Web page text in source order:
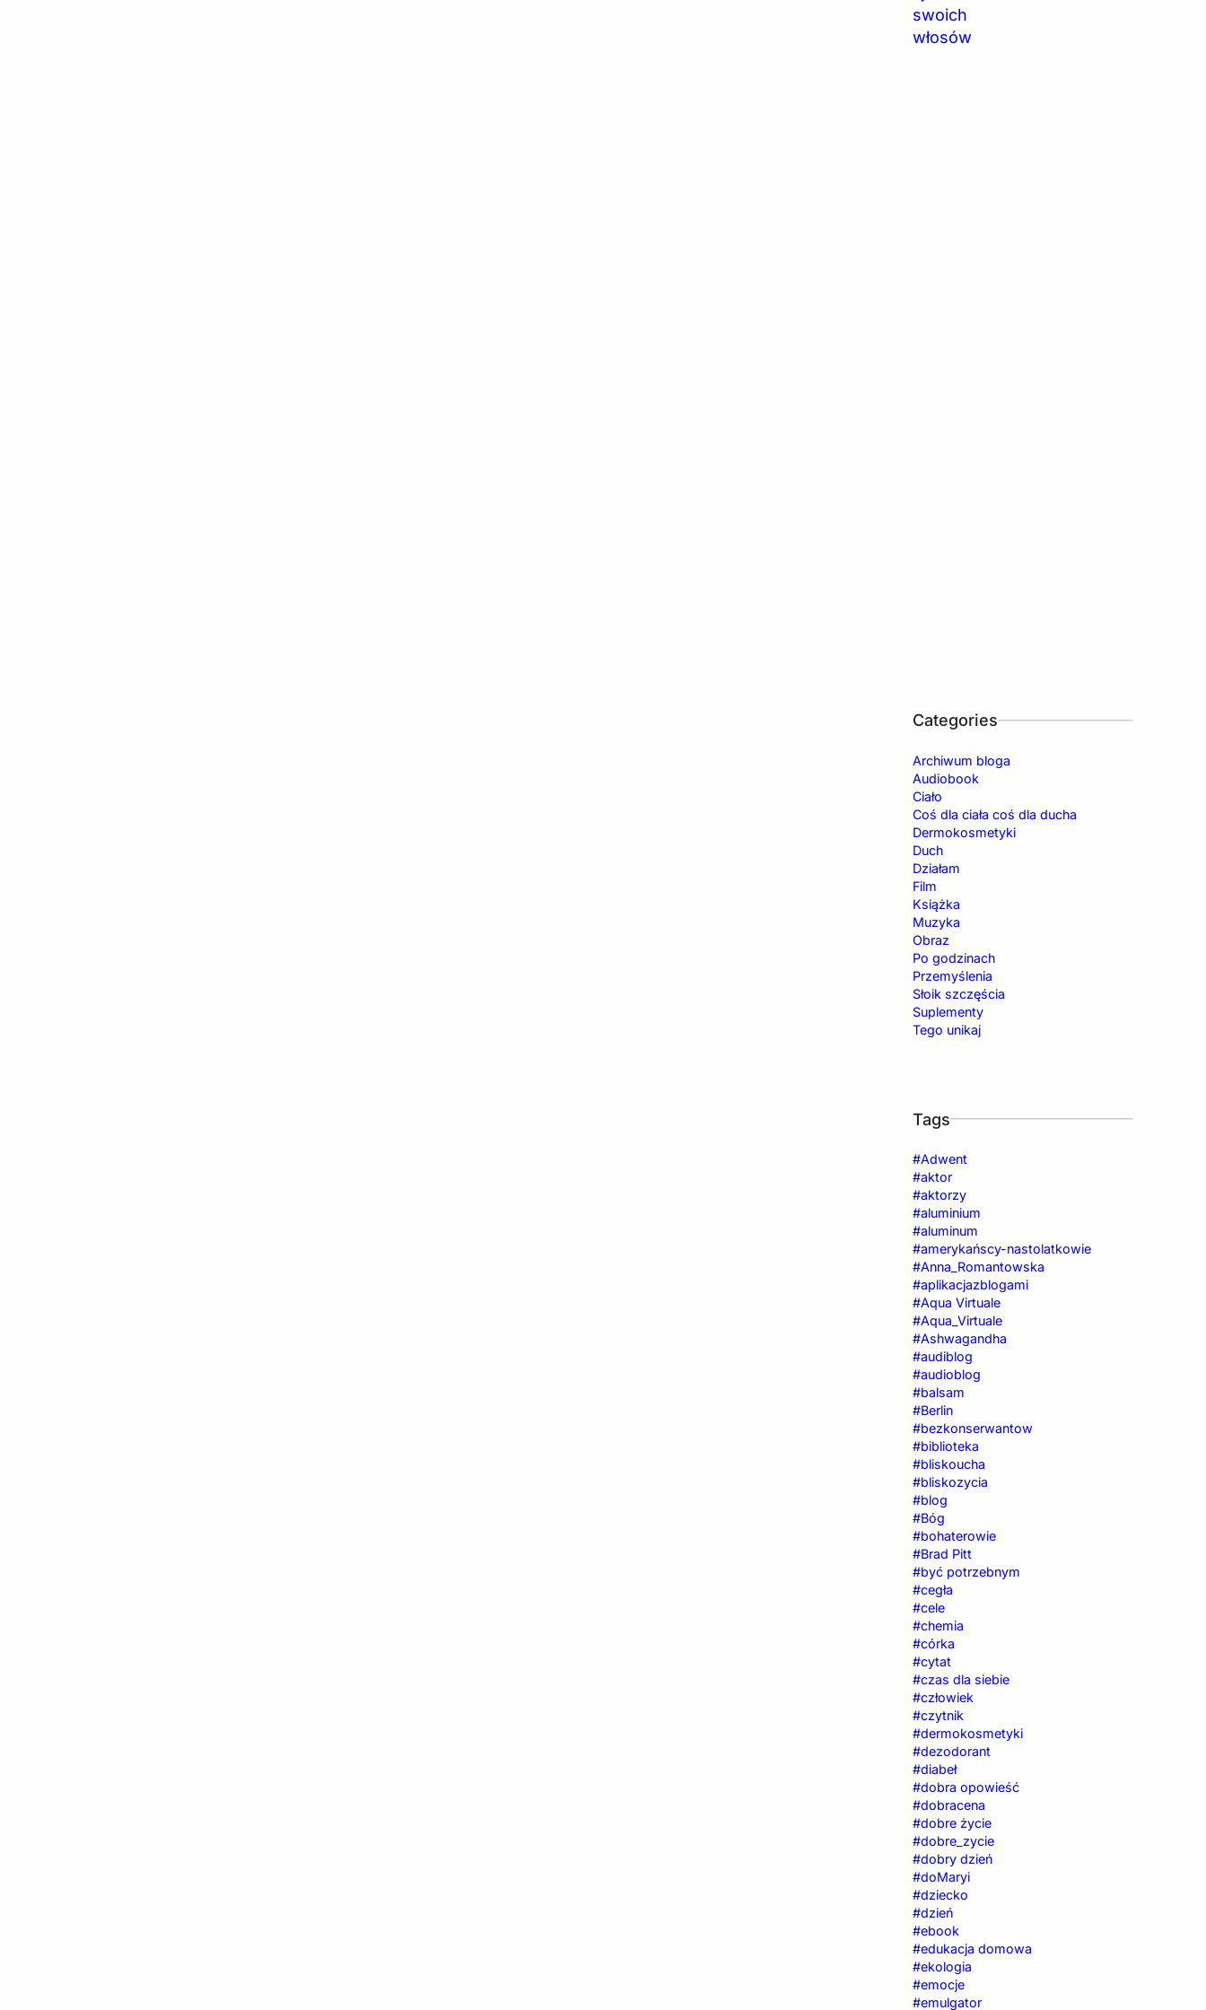
Categories
Archiwum bloga
Audiobook
Ciało
Coś dla ciała coś dla ducha
Dermokosmetyki
Duch
Działam
Film
Książka
Muzyka
Obraz
Po godzinach
Przemyślenia
Słoik szczęścia
Suplementy
Tego unikaj
Tags
#Adwent
#aktor
#aktorzy
#aluminium
#aluminum
#amerykańscy-nastolatkowie
#Anna_Romantowska
#aplikacjazblogami
#Aqua Virtuale
#Aqua_Virtuale
#Ashwagandha
#audiblog
#audioblog
#balsam
#Berlin
#bezkonserwantow
#biblioteka
#bliskoucha
#bliskozycia
#blog
#Bóg
#bohaterowie
#Brad Pitt
#być potrzebnym
#cegła
#cele
#chemia
#córka
#cytat
#czas dla siebie
#człowiek
#czytnik
#dermokosmetyki
#dezodorant
#diabeł
#dobra opowieść
#dobracena
#dobre życie
#dobre_zycie
#dobry dzień
#doMaryi
#dziecko
#dzień
#ebook
#edukacja domowa
#ekologia
#emocje
#emulgator